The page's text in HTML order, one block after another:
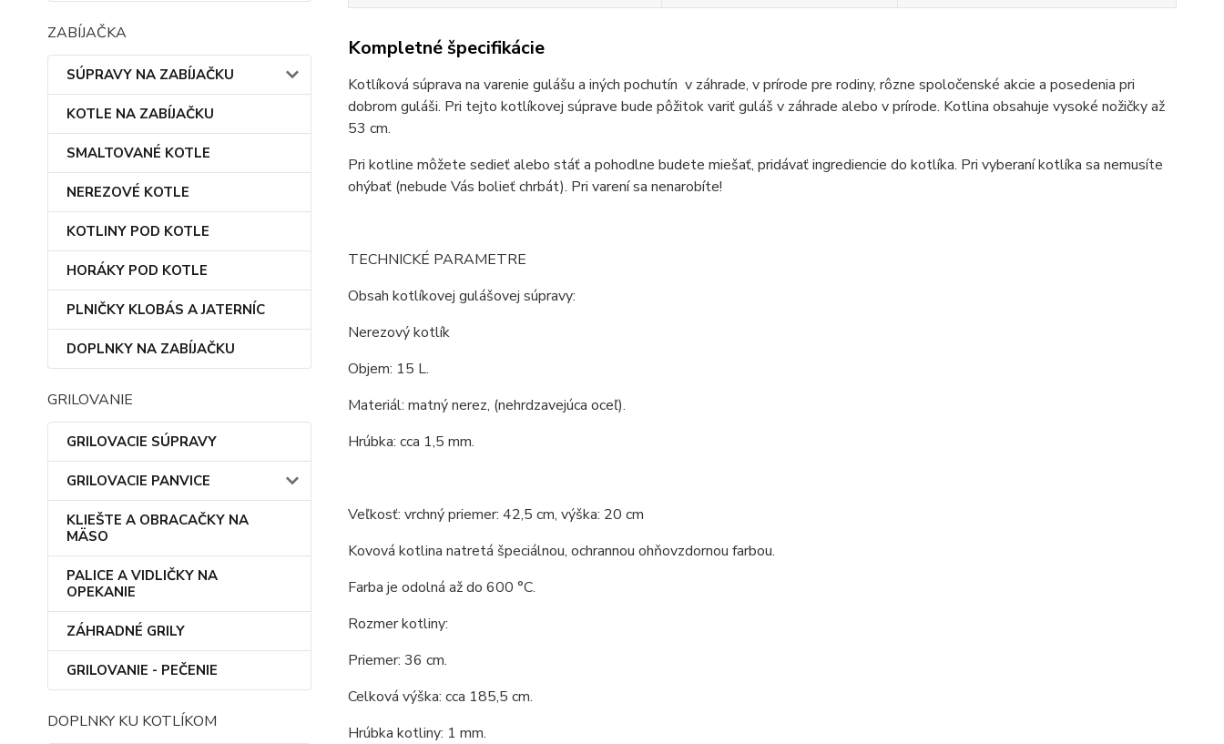
ZABÍJAČKA
SÚPRAVY NA ZABÍJAČKU
KOTLE NA ZABÍJAČKU
SMALTOVANÉ KOTLE
NEREZOVÉ KOTLE
KOTLINY POD KOTLE
HORÁKY POD KOTLE
PLNIČKY KLOBÁS A JATERNÍC
DOPLNKY NA ZABÍJAČKU
GRILOVANIE
GRILOVACIE SÚPRAVY
GRILOVACIE PANVICE
KLIEŠTE A OBRACAČKY NA
MÄSO
PALICE A VIDLIČKY NA
OPEKANIE
ZÁHRADNÉ GRILY
GRILOVANIE - PEČENIE
DOPLNKY KU KOTLÍKOM
Kompletné špecifikácie
Kotlíková súprava na varenie gulášu a iných pochutín v záhrade, v prírode pre rodiny, rôzne spoločenské akcie a posedenia pri
dobrom guláši. Pri tejto kotlíkovej súprave bude pôžitok variť guláš v záhrade alebo v prírode. Kotlina obsahuje vysoké nožičky až
53 cm.
Pri kotline môžete sedieť alebo stáť a pohodlne budete miešať, pridávať ingrediencie do kotlíka. Pri vyberaní kotlíka sa nemusíte
ohýbať (nebude Vás bolieť chrbát). Pri varení sa nenarobíte!
TECHNICKÉ PARAMETRE
Obsah kotlíkovej gulášovej súpravy:
Nerezový kotlík
Objem: 15 L.
Materiál: matný nerez, (nehrdzavejúca oceľ).
Hrúbka: cca 1,5 mm.
Veľkosť: vrchný priemer: 42,5 cm, výška: 20 cm
Kovová kotlina natretá špeciálnou, ochrannou ohňovzdornou farbou.
Farba je odolná až do 600 °C.
Rozmer kotliny:
Priemer: 36 cm.
Celková výška: cca 185,5 cm.
Hrúbka kotliny: 1 mm.